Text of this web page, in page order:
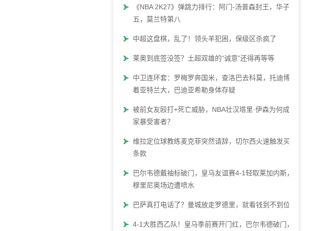
《NBA 2K27》弹跳力排行：阿门-汤普森封王，华子第
五，莫兰特第八
中超这盘棋，乱了！领头羊犯困，保级区杀疯了
莱奥到底签没签？土超双雄的“诚意”还得再等等
中卫连环套：罗梅罗奔国米，查洛巴去科莫，托迪博瞄
着亚特兰大，巴迪亚希勒身体存疑
被前女友殴打+死亡威胁，NBA壮汉塔里·伊森为何成了
家暴受害者？
维拉定位球教练麦克菲突然请辞，切尔西火速触发买断
条款
巴尔韦德戴袖标破门，皇马友谊赛4-1轻取莱加内斯，
穆里尼奥场边遭喷水
巴萨真打电话了？曼城放走罗德里，就看钱到不到位
4-1大胜西乙队！皇马季前赛开门红，巴尔韦德破门，